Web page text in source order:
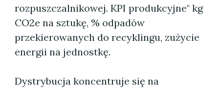
rozpuszczalnikowej. KPI produkcyjne" kg
CO2e na sztukę, % odpadów
przekierowanych do recyklingu, zużycie
energii na jednostkę.
Dystrybucja koncentruje się na